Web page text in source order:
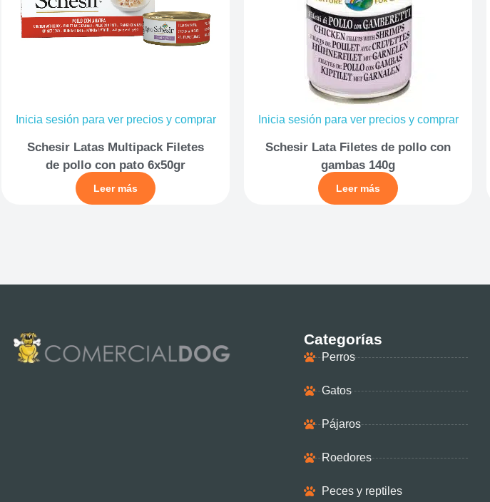
Inicia sesión para ver precios y comprar
Schesir Latas Multipack Filetes
de pollo con pato 6x50gr
Leer más
Inicia sesión para ver precios y comprar
Schesir Lata Filetes de pollo con
gambas 140g
Leer más
Categorías
Perros
Gatos
Pájaros
Roedores
Peces y reptiles